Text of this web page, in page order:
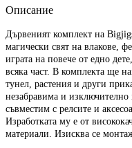
Описание
Дървеният комплект на
магически свят на влакове,
играта на повече от едно
всяка част. В комплекта ще
тунел, растения и други
незабравима и
съвместим с релсите и
Изработката му е от
материали. Изисква се